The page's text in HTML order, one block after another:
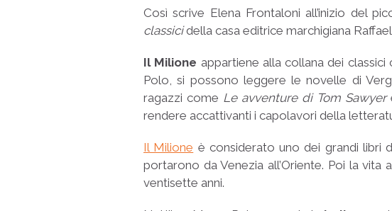
Così scrive Elena Frontaloni all’inizio del
classicidella casa editrice marchigiana
Il Milione appartiene alla collana dei
Polo, si possono leggere le novelle di
ragazzi come Le avventure di Tom Sawyer
rendere accattivanti i capolavori della
Il Milione è considerato uno dei grandi libri
portarono da Venezia all’Oriente. Poi la vita
ventisette anni.